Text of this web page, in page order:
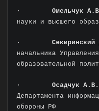
· Омельчук
науки и высшего
·
начальника
образовательной
· Осадчук
Департамента
обороны РФ